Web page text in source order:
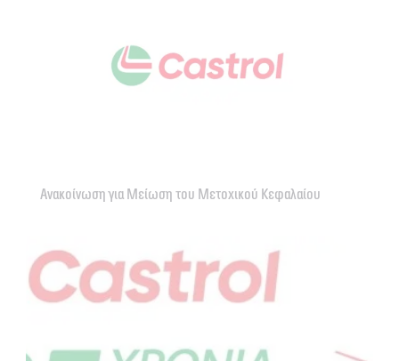
Ανακοίνωση για Μείωση του Μετοχικού Κεφαλαίου